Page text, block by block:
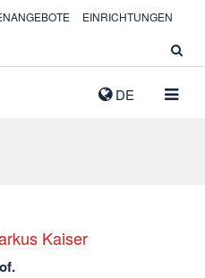
DE
EINRICHTUNGEN
Kaiser